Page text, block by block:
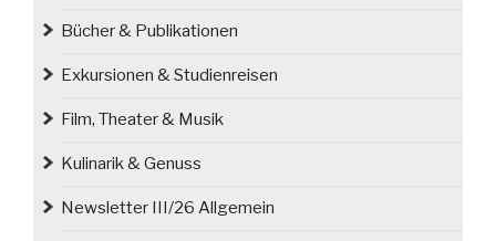
(Schömberg)
ausgezeichnet“
Bücher & Publikationen
Exkursionen & Studienreisen
Film, Theater & Musik
Kulinarik & Genuss
Newsletter III/26 Allgemein